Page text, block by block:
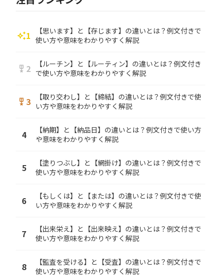
auto_awesome1
【思います】と【存じます】の違いとは？例文付きで
使い方や意味をわかりやすく解説
military_tech 2
【ルーチン】と【ルーティン】の違いとは？例文付き
で使い方や意味をわかりやすく解説
military_tech 3
【取り交わし】と【締結】の違いとは？例文付きで使
い方や意味をわかりやすく解説
4
【納期】と【納品日】の違いとは？例文付きで使い方
や意味をわかりやすく解説
5
【塗りつぶし】と【網掛け】の違いとは？例文付きで
使い方や意味をわかりやすく解説
6
【もしくは】と【または】の違いとは？例文付きで使
い方や意味をわかりやすく解説
7
【出来栄え】と【出来映え】の違いとは？例文付きで
使い方や意味をわかりやすく解説
8
【監査を受ける】と【受査】の違いとは？例文付きで
使い方や意味をわかりやすく解説